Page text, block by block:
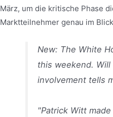
März, um die kritische Phase
Marktteilnehmer genau im
New: The White
this weekend.
involvement tells
"Patrick Witt